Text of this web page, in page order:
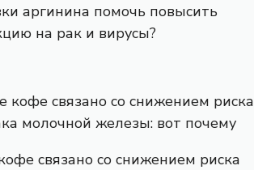
аргинина помочь повысить
на рак и вирусы?
связано со снижением риска